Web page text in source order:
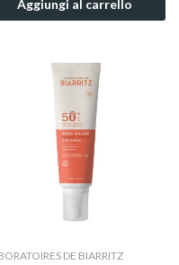
Aggiungi al carrello
DE BIARRITZ